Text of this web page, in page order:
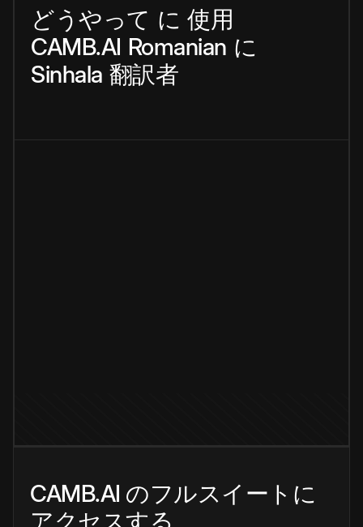
どうやって に 使用
CAMB.AI Romanian に
Sinhala 翻訳者
CAMB.AI のフルスイートに
アクセスする